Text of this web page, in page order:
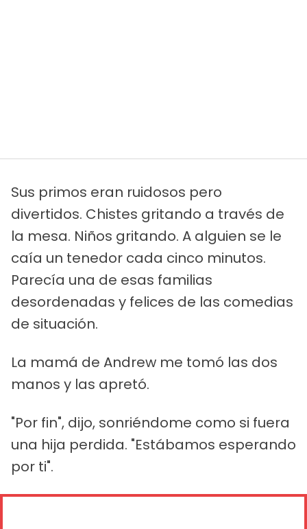
Sus primos eran ruidosos pero
divertidos. Chistes gritando a través de
la mesa. Niños gritando. A alguien se le
caía un tenedor cada cinco minutos.
Parecía una de esas familias
desordenadas y felices de las comedias
de situación.
La mamá de Andrew me tomó las dos
manos y las apretó.
"Por fin", dijo, sonriéndome como si fuera
una hija perdida. "Estábamos esperando
por ti".